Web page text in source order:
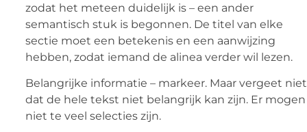
zodat het meteen duidelijk is – een ander
semantisch stuk is begonnen. De titel van elke
sectie moet een betekenis en een aanwijzing
hebben, zodat iemand de alinea verder wil lezen.
Belangrijke informatie – markeer. Maar vergeet niet
dat de hele tekst niet belangrijk kan zijn. Er mogen
niet te veel selecties zijn.